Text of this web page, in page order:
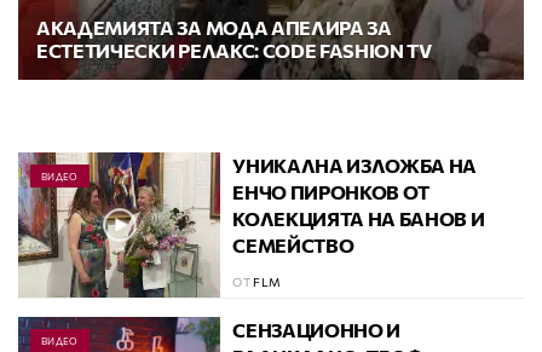
АКАДЕМИЯТА ЗА МОДА АПЕЛИРА ЗА
ЕСТЕТИЧЕСКИ РЕЛАКС: CODE FASHION TV
ВИДЕО
УНИКАЛНА ИЗЛОЖБА НА
ЕНЧО ПИРОНКОВ ОТ
КОЛЕКЦИЯТА НА БАНОВ И
СЕМЕЙСТВО
ОТ FLM
ВИДЕО
СЕНЗАЦИОННО И